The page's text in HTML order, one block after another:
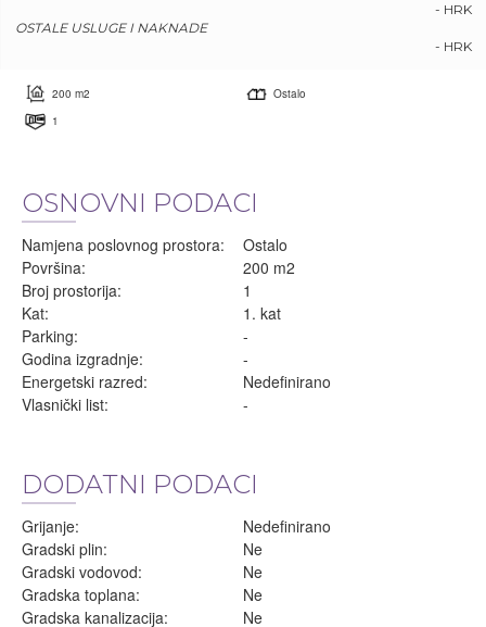
- HRK
OSTALE USLUGE I NAKNADE
- HRK
200 m2
Ostalo
1
OSNOVNI PODACI
Namjena poslovnog prostora:
Ostalo
Površina:
200 m2
Broj prostorija:
1
Kat:
1. kat
Parking:
-
Godina izgradnje:
-
Energetski razred:
Nedefinirano
Vlasnički list:
-
DODATNI PODACI
Grijanje:
Nedefinirano
Gradski plin:
Ne
Gradski vodovod:
Ne
Gradska toplana:
Ne
Gradska kanalizacija:
Ne